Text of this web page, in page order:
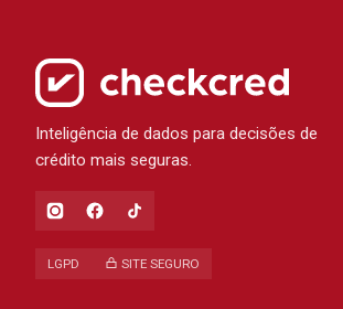
Inteligência de dados para decisões de
crédito mais seguras.
LGPD SITE SEGURO